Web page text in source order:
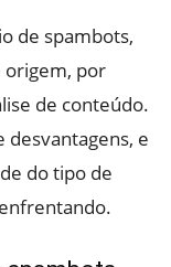
de spambots,
origem, por
de conteúdo.
desvantagens, e
do tipo de